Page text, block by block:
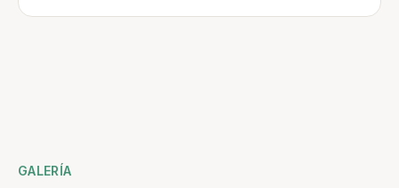
GALERÍA